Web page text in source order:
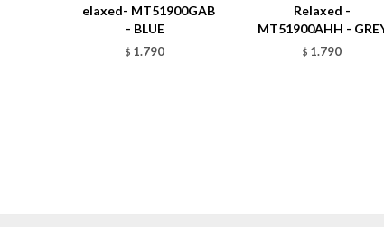
Relaxed- MT51900GAB
- BLUE
$ 1.790
Relaxed -
MT51900AHH -
$ 1.790